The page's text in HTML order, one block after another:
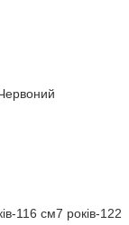
116 см7 років-122